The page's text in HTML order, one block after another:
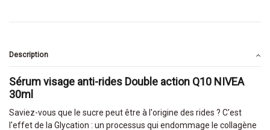
Description
Sérum visage anti-rides Double action Q10 NIVEA
30ml
Saviez-vous que le sucre peut être à l'origine des rides ? C'est
l'effet de la Glycation : un processus qui endommage le collagène